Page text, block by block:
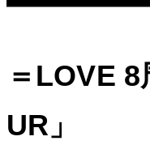
＝LOVE
UR」